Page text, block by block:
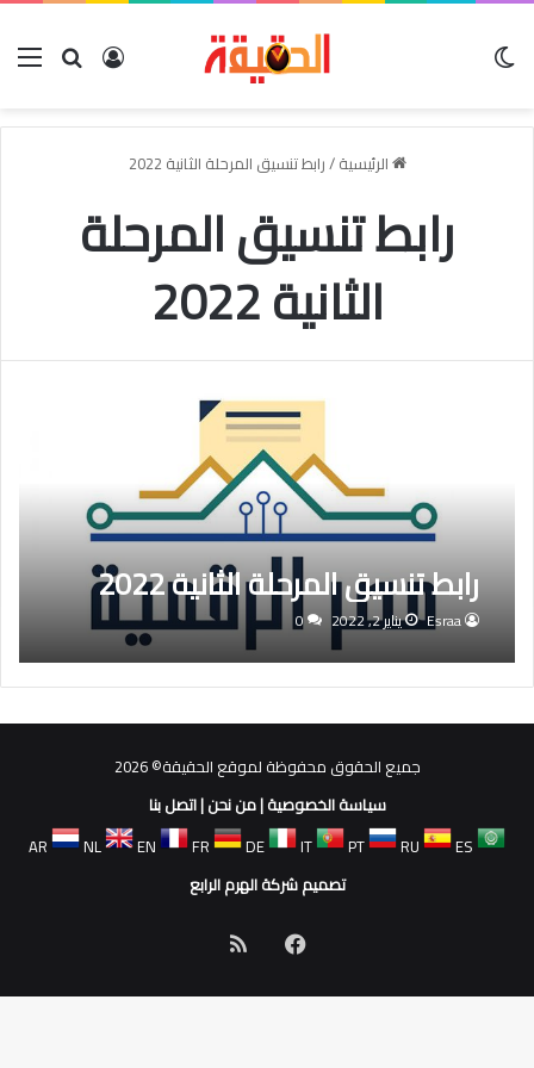
بحث عنتسجيل
الرئيسية/رابط تنسيق المرحلة الثانية 2022
رابط تنسيق المرحلة
الثانية 2022
رابط تنسيق المرحلة الثانية 2022
Esraa يناير 2, 2022 0
جميع الحقوق محفوظة لموقع الحقيقة© 2026
سياسة الخصوصية|من نحن|اتصل بنا
AR
NL EN FR DE IT PT RU
ES
تصميم شركة الهرم الرابع
فيسبوك
الموقع